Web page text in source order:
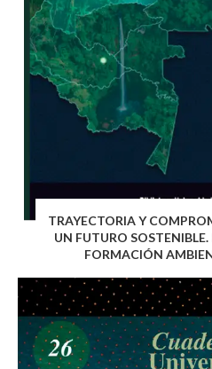
TRAYECTORIA Y
UN FUTURO
FORMACIÓN